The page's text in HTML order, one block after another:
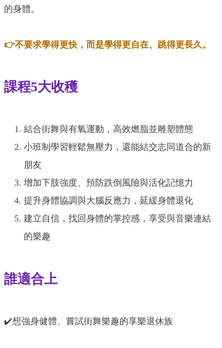
的身體。
👉不要求學得更快，而是學得更自在、跳得更長久。
課程5大收穫
結合街舞與有氧運動，高效燃脂並雕塑體態
小班制學習輕鬆無壓力，還能結交志同道合的新
朋友
增加下肢強度、預防跌倒風險與活化記憶力
提升身體協調與大腦反應力，延緩身體退化
建立自信，找回身體的掌控感，享受與音樂連結
的樂趣
誰適合上
✔️想強身健體、嘗試街舞樂趣的享樂退休族